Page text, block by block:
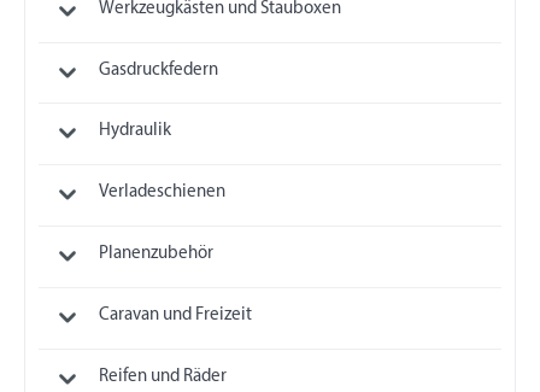
Werkzeugkästen und Stauboxen
Gasdruckfedern
Hydraulik
Verladeschienen
Planenzubehör
Caravan und Freizeit
Reifen und Räder